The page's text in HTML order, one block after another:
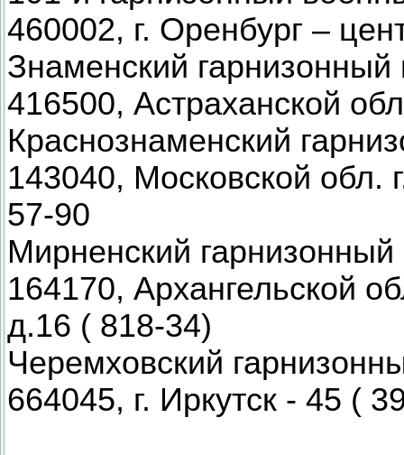
460002, г. Оренбург –
Знаменский
416500, Астраханской
Краснознаменский
143040, Московской обл.
57-90
Мирненский
164170, Архангельской
д.16 ( 818-34)
Черемховский
664045, г. Иркутск - 45 (